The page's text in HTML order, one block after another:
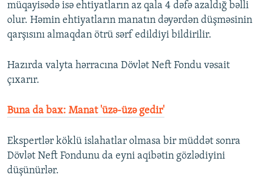
müqayisədə isə ehtiyatların az qala 4 dəfə azaldığ bəlli
olur. Həmin ehtiyatların manatın dəyərdən düşməsinin
qarşısını almaqdan ötrü sərf edildiyi bildirilir.
Hazırda valyta hərracına Dövlət Neft Fondu vəsait
çıxarır.
Buna da bax: Manat 'üzə-üzə gedir'
Ekspertlər köklü islahatlar olmasa bir müddət sonra
Dövlət Neft Fondunu da eyni aqibətin gözlədiyini
düşünürlər.